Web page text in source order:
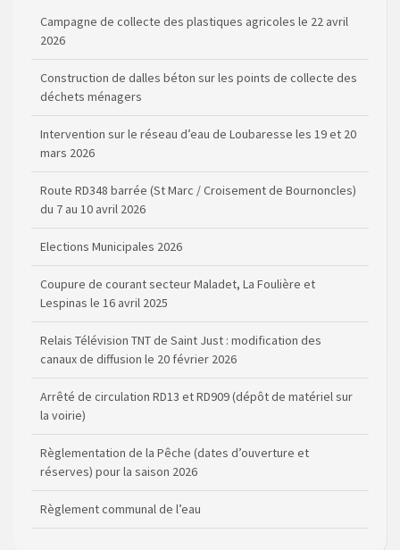
Campagne de collecte des plastiques agricoles le 22 avril
2026
Construction de dalles béton sur les points de collecte des
déchets ménagers
Intervention sur le réseau d’eau de Loubaresse les 19 et 20
mars 2026
Route RD348 barrée (St Marc / Croisement de Bournoncles)
du 7 au 10 avril 2026
Elections Municipales 2026
Coupure de courant secteur Maladet, La Foulière et
Lespinas le 16 avril 2025
Relais Télévision TNT de Saint Just : modification des
canaux de diffusion le 20 février 2026
Arrêté de circulation RD13 et RD909 (dépôt de matériel sur
la voirie)
Règlementation de la Pêche (dates d’ouverture et
réserves) pour la saison 2026
Règlement communal de l’eau